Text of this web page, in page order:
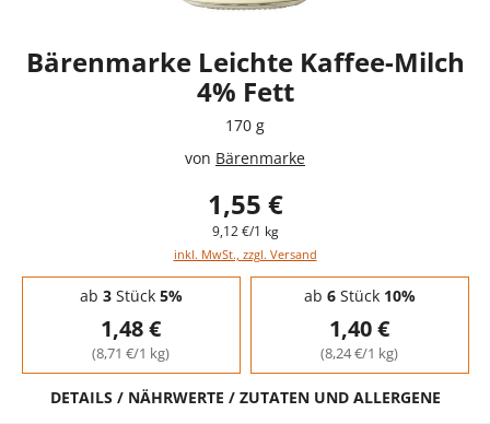
Bärenmarke Leichte Kaffee-Milch
4% Fett
170 g
von Bärenmarke
1,55 €
9,12 €/1 kg
inkl. MwSt., zzgl. Versand
Staffelpreise - Mengenrabatt
ab 3Stück 5%
1,48 €
(8,71 €/1 kg)
ab 6Stück 10%
1,40 €
(8,24 €/1 kg)
DETAILS / NÄHRWERTE / ZUTATEN UND ALLERGENE